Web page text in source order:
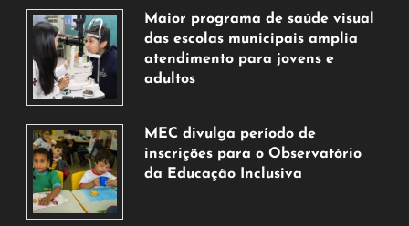
de
agosto
de
2026
Maior programa de saúde visual
das escolas municipais amplia
atendimento para jovens e
adultos
de
agosto
de
MEC divulga período de
inscrições para o Observatório
da Educação Inclusiva